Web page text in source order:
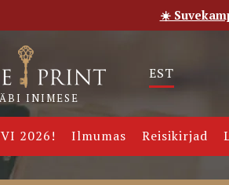
Meie saade
INIMESE
EST
2026! Ilmumas Reisikirjad
☀️